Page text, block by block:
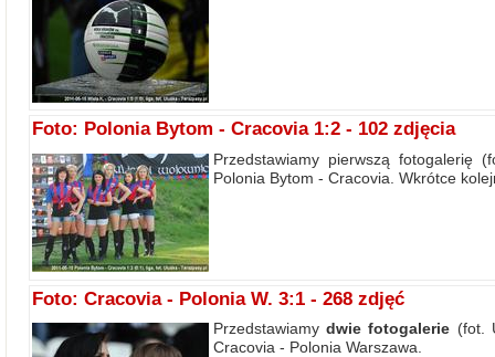
Foto: Polonia Bytom - Cracovia 1:2 - 102 zdjęcia
Przedstawiamy pierwszą fotogalerię
Polonia Bytom - Cracovia. Wkrótce
Foto: Cracovia - Polonia W. 3:1 - 268 zdjęć
Przedstawiamy dwie fotogalerie (fot.
Cracovia - Polonia Warszawa.